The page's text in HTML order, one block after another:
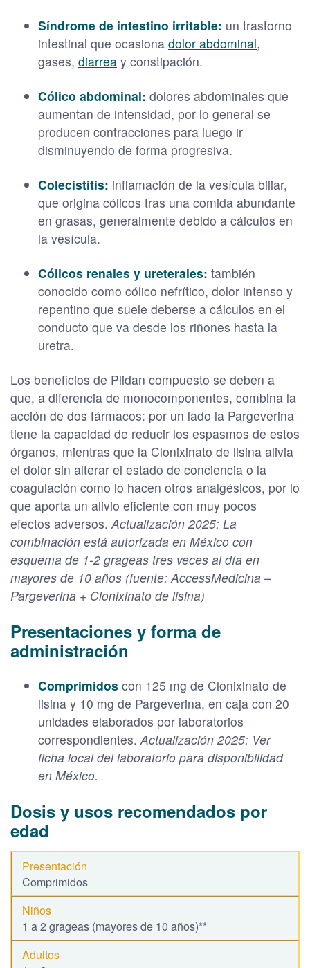
Síndrome de intestino irritable: un trastorno
intestinal que ocasiona dolor abdominal,
gases, diarrea y constipación.
Cólico abdominal: dolores abdominales que
aumentan de intensidad, por lo general se
producen contracciones para luego ir
disminuyendo de forma progresiva.
Colecistitis: inflamación de la vesícula biliar,
que origina cólicos tras una comida abundante
en grasas, generalmente debido a cálculos en
la vesícula.
Cólicos renales y ureterales: también
conocido como cólico nefrítico, dolor intenso y
repentino que suele deberse a cálculos en el
conducto que va desde los riñones hasta la
uretra.
Los beneficios de Plidan compuesto se deben a
que, a diferencia de monocomponentes, combina la
acción de dos fármacos: por un lado la Pargeverina
tiene la capacidad de reducir los espasmos de estos
órganos, mientras que la Clonixinato de lisina alivia
el dolor sin alterar el estado de conciencia o la
coagulación como lo hacen otros analgésicos, por lo
que aporta un alivio eficiente con muy pocos
efectos adversos. Actualización 2025: La
combinación está autorizada en México con
esquema de 1-2 grageas tres veces al día en
mayores de 10 años (fuente: AccessMedicina –
Pargeverina + Clonixinato de lisina)
Presentaciones y forma de
administración
Comprimidos con 125 mg de Clonixinato de
lisina y 10 mg de Pargeverina, en caja con 20
unidades elaborados por laboratorios
correspondientes. Actualización 2025: Ver
ficha local del laboratorio para disponibilidad
en México.
Dosis y usos recomendados por
edad
Comprimidos
1 a 2 grageas (mayores de 10 años)**